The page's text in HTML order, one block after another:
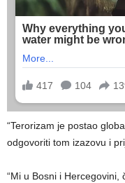
“Terorizam je postao
odgovoriti tom izazovu i
“Mi u Bosni i